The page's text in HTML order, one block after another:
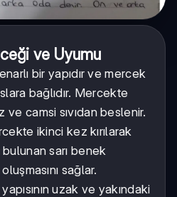
ve Uyumu
bir yapıdır ve mercek
bağlıdır. Mercekte
ve camsi sıvıdan beslenir.
ikinci kez kırılarak
sarı benek
sağlar.
uzak ve yakındaki